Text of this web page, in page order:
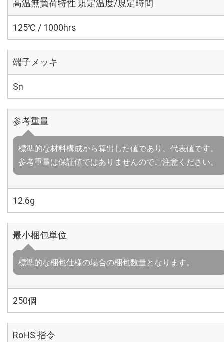
高温無負荷特性 規定温度/規定時間
125℃ / 1000hrs
端子メッキ
Sn
参考重量
標準的な材料構成から算出した値であり、代表値です。
参考重量は保証値ではありませんのでご注意ください。
12.6g
最小梱包単位
標準的な梱包仕様の場合の梱包数量となります。
250個
RoHS 指令